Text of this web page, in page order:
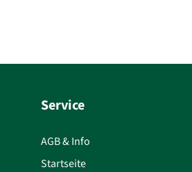
Service
AGB & Info
Startseite